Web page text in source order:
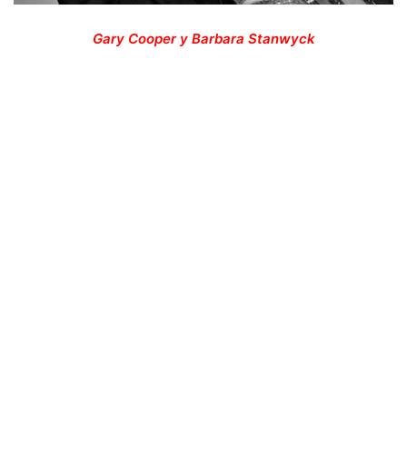
Gary Cooper y Barbara Stanwyck